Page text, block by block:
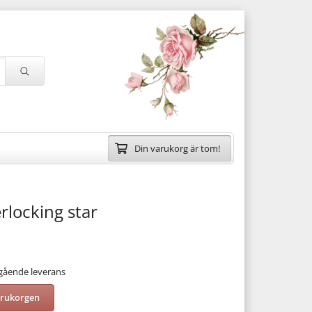
Din varukorg är tom!
star
leverans